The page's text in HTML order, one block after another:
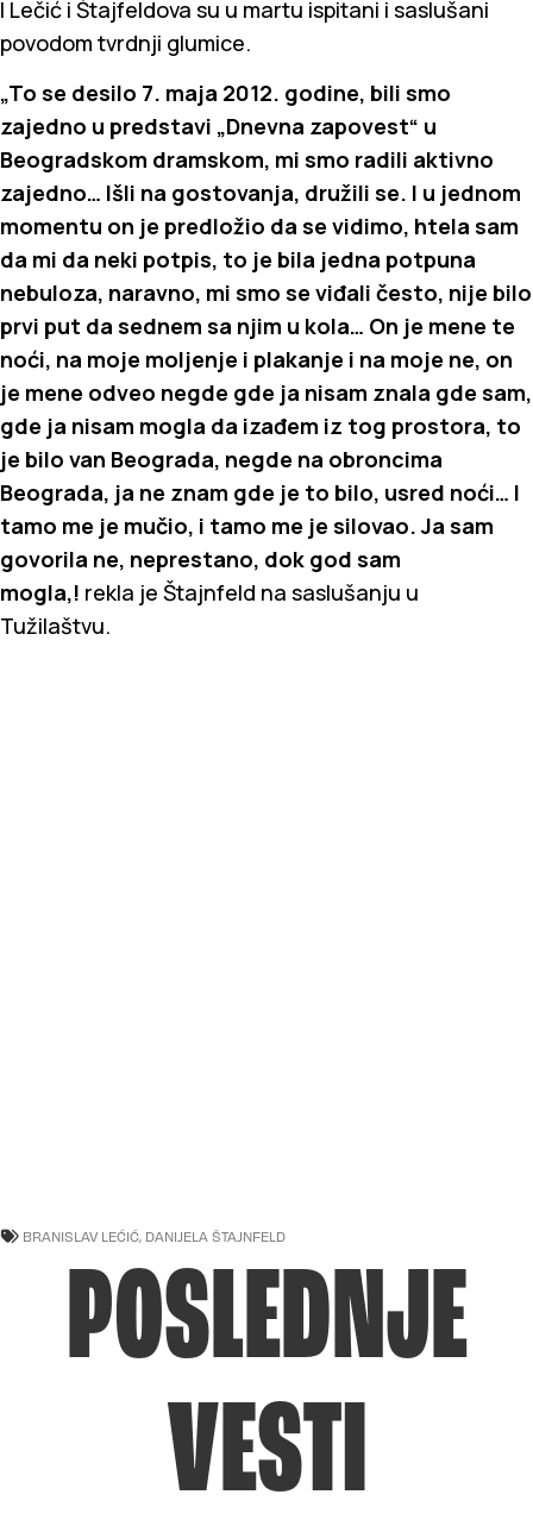
I Lečić i Štajfeldova su u martu ispitani i saslušani
povodom tvrdnji glumice.
„To se desilo 7. maja 2012. godine, bili smo
zajedno u predstavi „Dnevna zapovest“ u
Beogradskom dramskom, mi smo radili aktivno
zajedno… Išli na gostovanja, družili se. I u jednom
momentu on je predložio da se vidimo, htela sam
da mi da neki potpis, to je bila jedna potpuna
nebuloza, naravno, mi smo se viđali često, nije bilo
prvi put da sednem sa njim u kola… On je mene te
noći, na moje moljenje i plakanje i na moje ne, on
je mene odveo negde gde ja nisam znala gde sam,
gde ja nisam mogla da izađem iz tog prostora, to
je bilo van Beograda, negde na obroncima
Beograda, ja ne znam gde je to bilo, usred noći… I
tamo me je mučio, i tamo me je silovao. Ja sam
govorila ne, neprestano, dok god sam
mogla,! rekla je Štajnfeld na saslušanju u
Tužilaštvu.
BRANISLAV LEĆIĆ, DANIJELA ŠTAJNFELD
POSLEDNJE
VESTI